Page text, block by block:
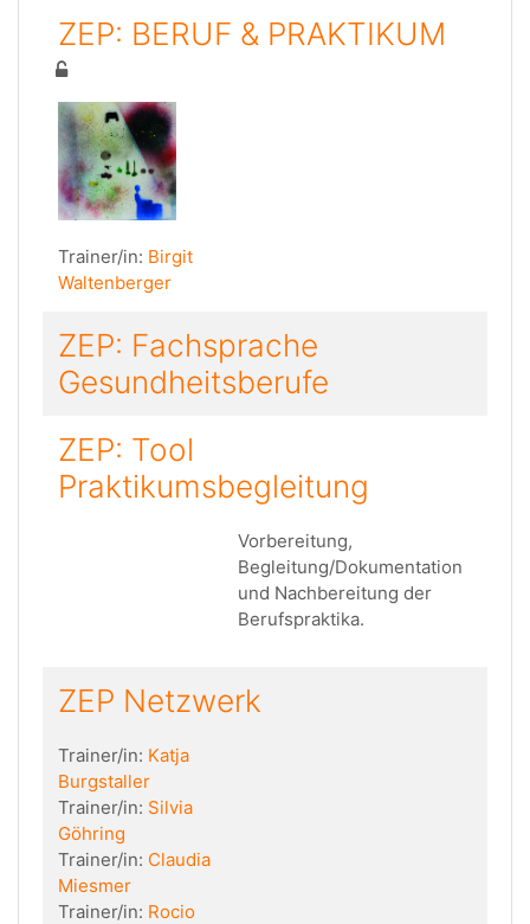
ZEP: BERUF & PRAKTIKUM
Trainer/in: Birgit
Waltenberger
ZEP: Fachsprache
Gesundheitsberufe
ZEP: Tool
Praktikumsbegleitung
Vorbereitung,
Begleitung/Dokumentation
und Nachbereitung der
Berufspraktika.
ZEP Netzwerk
Trainer/in: Katja
Burgstaller
Trainer/in: Silvia
Göhring
Trainer/in: Claudia
Miesmer
Trainer/in: Rocio